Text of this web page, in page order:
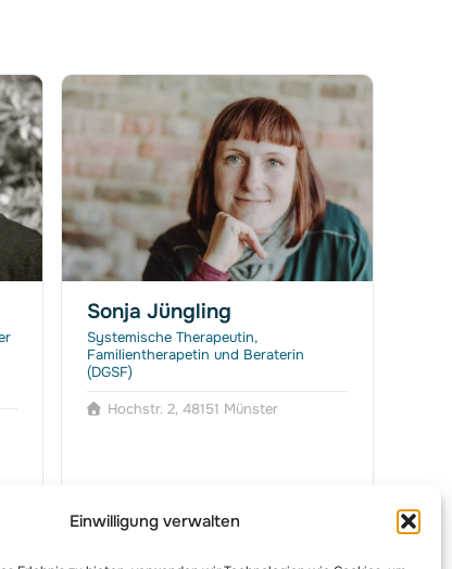
Einwilligung verwalten
Sonja Jüngling
Systemische Therapeutin,
Familientherapetin und Beraterin
(DGSF)
Hochstr. 2, 48151 Münster